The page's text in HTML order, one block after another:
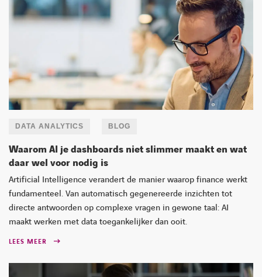
DATA ANALYTICS BLOG
Waarom AI je dashboards niet slimmer maakt en wat
daar wel voor nodig is
Artificial Intelligence verandert de manier waarop finance werkt
fundamenteel. Van automatisch gegenereerde inzichten tot
directe antwoorden op complexe vragen in gewone taal: AI
maakt werken met data toegankelijker dan ooit.
LEES MEER